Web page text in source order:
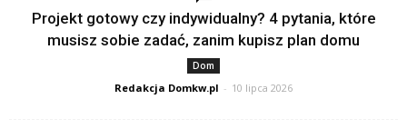
Projekt gotowy czy indywidualny? 4 pytania, które
musisz sobie zadać, zanim kupisz plan domu
Dom
Redakcja Domkw.pl - 10 lipca 2026